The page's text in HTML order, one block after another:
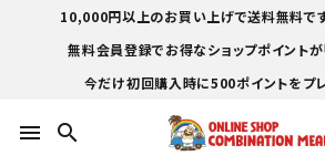
10,000円以上のお買い上げで送料無料で
無料会員登録でお得なショップポイントが
今だけ初回購入時に500ポイントをプ
menu search